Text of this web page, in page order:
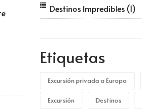
Destinos Impredibles (1)
Etiquetas
Excursión privada a Europa
Excursión Destinos